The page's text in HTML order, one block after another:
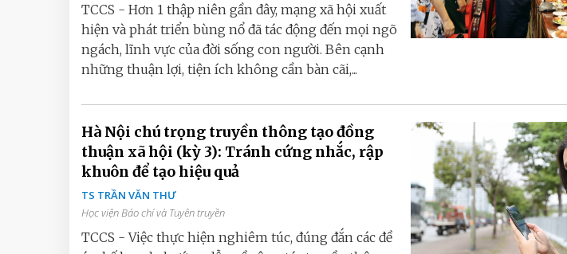
TCCS - Hơn 1 thập niên gần đây, mạng xã hội xuất
hiện và phát triển bùng nổ đã tác động đến mọi ngõ
ngách, lĩnh vực của đời sống con người. Bên cạnh
những thuận lợi, tiện ích không cần bàn cãi,...
Hà Nội chú trọng truyền thông tạo đồng
thuận xã hội (kỳ 3): Tránh cứng nhắc, rập
khuôn để tạo hiệu quả
TS TRẦN VĂN THƯ
Học viện Báo chí và Tuyên truyền
TCCS - Việc thực hiện nghiêm túc, đúng đắn các đề